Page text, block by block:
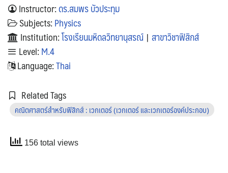
Instructor:ดร.สมพร บัวประทุม
Subjects:Physics
Institution:โรงเรียนมหิดลวิทยานุสรณ์ | สาขาวิชาฟิสิกส์
Level:M.4
Language:Thai
Related Tags
คณิตศาสตร์สำหรับฟิสิกส์ : เวกเตอร์ (เวกเตอร์ และเวกเตอร์องค์ประกอบ)
156 total views